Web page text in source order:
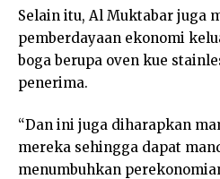
Selain itu, Al Muktabar juga
pemberdayaan ekonomi
boga berupa oven kue
penerima.
“Dan ini juga diharapkan
mereka sehingga dapat
menumbuhkan